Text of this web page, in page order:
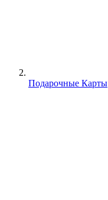
Подарочные Карты